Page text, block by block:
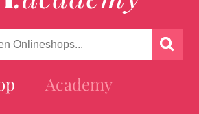
Academy